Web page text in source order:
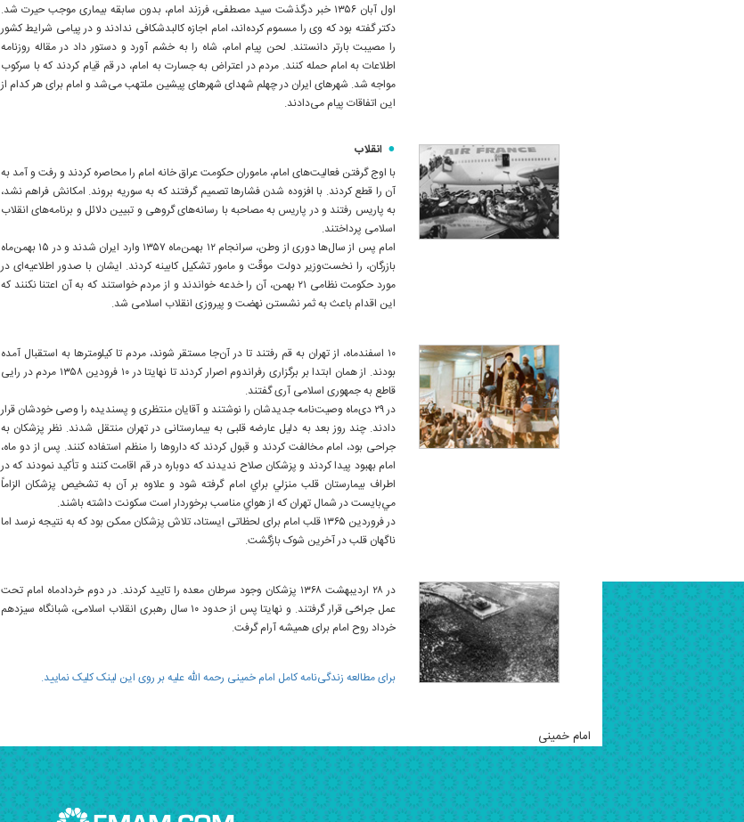
اول آبان ۱۳۵۶ خبر درگذشت سید مصطفی، فرزند امام، بدون سابقه بیماری موجب حیرت شد.
دکتر گفته بود که وی را مسموم کرده‌اند، امام اجازه کالبدشکافی ندادند و در پیامی شرایط کشور
را مصیبت بارتر دانستند. لحن پیام امام، شاه را به خشم آورد و دستور داد در مقاله روزنامه
اطلاعات به امام حمله کنند. مردم در اعتراض به جسارت به امام، در قم قیام کردند که با سرکوب
مواجه شد. شهرهای ایران در چهلم شهدای شهرهای پیشین ملتهب می‌شد و امام برای هر کدام از
این اتفاقات پیام می‌دادند.
انقلاب
با اوج گرفتن فعالیت‌های امام، ماموران حکومت عراق خانه امام را محاصره کردند و رفت و آمد به
آن را قطع کردند. با افزوده شدن فشارها تصمیم گرفتند که به سوریه بروند. امکانش فراهم نشد،
به پاریس رفتند و در پاریس به مصاحبه با رسانه‌های گروهی و تبیین دلائل و برنامه‌های انقلاب
اسلامی پرداختند.
امام پس از سال‌ها دوری از وطن، سرانجام ۱۲ بهمن‌ماه ۱۳۵۷ وارد ایران شدند و در ۱۵ بهمن‌ماه
بازرگان، را نخست‌وزیر دولت موقّت و مامور تشکیل کابینه کردند. ایشان با صدور اطلاعیه‌ای در
مورد حکومت نظامی ۲۱ بهمن، آن را خدعه خواندند و از مردم خواستند که به آن اعتنا نکنند که
این اقدام باعث به ثمر نشستن نهضت و پیروزی انقلاب اسلامی شد.
۱۰ اسفندماه، از تهران به قم رفتند تا در آن‌جا مستقر شوند، مردم تا کیلومترها به استقبال آمده
بودند. از همان ابتدا بر برگزاری رفراندوم اصرار کردند تا نهایتا در ۱۰ فرودین ۱۳۵۸ مردم در رایی
قاطع به جمهوری اسلامی آری گفتند.
در ۲۹ دی‌ماه وصیت‌نامه جدیدشان را نوشتند و آقایان منتظری و پسندیده را وصی خودشان قرار
دادند. چند روز بعد به دلیل عارضه قلبی به بیمارستانی در تهران منتقل شدند. نظر پزشکان به
جراحی بود، امام مخالفت کردند و قبول کردند که داروها را منظم استفاده کنند. پس از دو ماه،
امام بهبود پيدا كردند و پزشكان صلاح نديدند كه دوباره در قم اقامت كنند و تأكيد نمودند كه در
اطراف بيمارستان قلب منزلي براي امام گرفته شود و علاوه بر آن به تشخيص پزشكان الزاماً
مي‌بايست در شمال تهران كه از هواي مناسب برخوردار است سكونت داشته باشند.
در فروردین ۱۳۶۵ قلب امام برای لحظاتی ایستاد، تلاش پزشکان ممکن بود که به نتیجه نرسد اما
ناگهان قلب در آخرین شوک بازگشت.
در ۲۸ اردیبهشت ۱۳۶۸ پزشکان وجود سرطان معده را تایید کردند. در دوم خردادماه امام تحت
عمل جراحّی قرار گرفتند. و نهایتا پس از حدود ۱۰ سال رهبری انقلاب اسلامی، شبانگاه سیزدهم
خرداد روح امام برای همیشه آرام گرفت.
برای مطالعه زندگی‌نامه کامل امام خمینی رحمه الله علیه بر روی این لینک کلیک نمایید.
امام خمینی